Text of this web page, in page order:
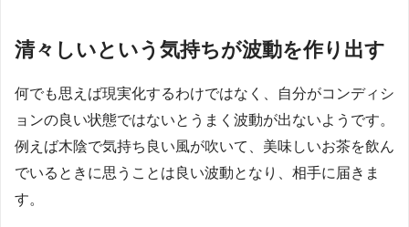
清々しいという気持ちが波動を作り出す
何でも思えば現実化するわけではなく、自分がコンディシ
ョンの良い状態ではないとうまく波動が出ないようです。
例えば木陰で気持ち良い風が吹いて、美味しいお茶を飲ん
でいるときに思うことは良い波動となり、相手に届きま
す。